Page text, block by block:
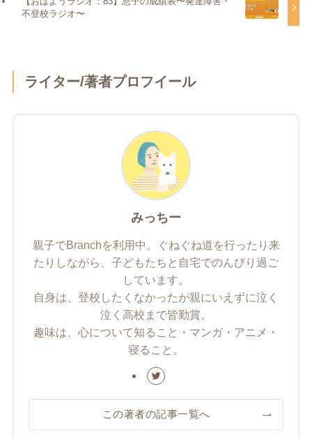
不登校ラジオ〜
ライター/著者プロフイール
みっちー
親子でBranchを利用中。ぐねぐね道を行ったり来
たりしながら、子どもたちと自宅でのんびり過ご
しています。
自身は、登校したくなかったが親にいえずに泣く
泣く高校まで皆勤賞。
趣味は、心について知ること・マンガ・アニメ・
寝ること。
この著者の記事一覧へ